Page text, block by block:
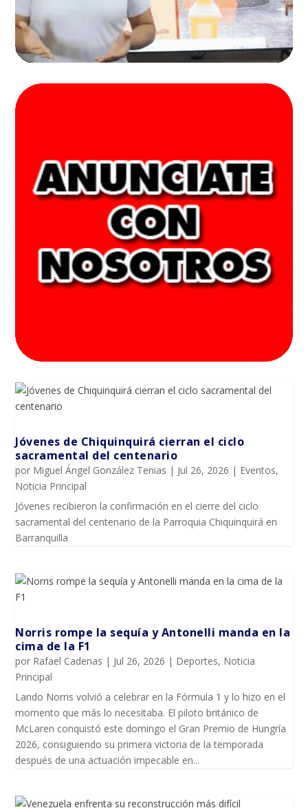
Jóvenes de Chiquinquirá cierran el ciclo
sacramental del centenario
por Miguel Ángel González Tenias | Jul 26, 2026 | Eventos,
Noticia Principal
Jóvenes recibieron la confirmación en el cierre del ciclo
sacramental del centenario de la Parroquia Chiquinquirá en
Barranquilla
Norris rompe la sequía y Antonelli manda en la
cima de la F1
por Rafael Cadenas | Jul 26, 2026 | Deportes, Noticia
Principal
Lando Norris volvió a celebrar en la Fórmula 1 y lo hizo en el
momento que más lo necesitaba. El piloto británico de
McLaren conquistó este domingo el Gran Premio de Hungría
2026, consiguiendo su primera victoria de la temporada
después de una actuación impecable en...